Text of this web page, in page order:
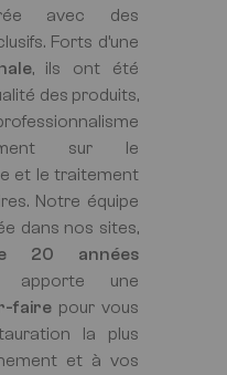
avec des
Forts d’une
, ils ont été
des produits,
sur le
et le traitement
Notre équipe
dans nos sites,
20 années
une
fairepour vous
la plus
et à vos